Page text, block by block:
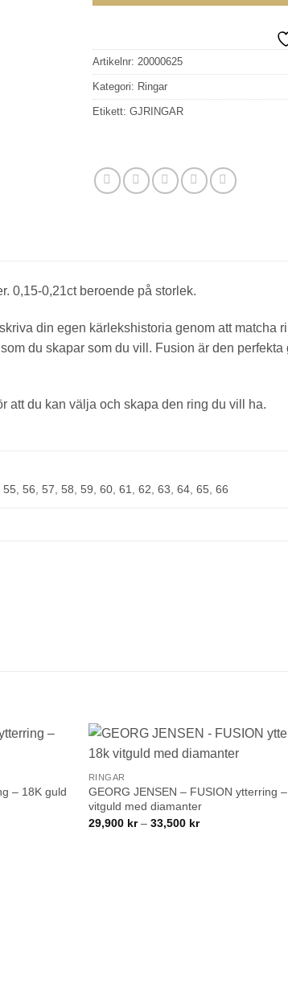
Artikelnr: 20000625
Kategori: Ringar
Etikett: GJRINGAR
0,15-0,21ct beroende på storlek.
din egen kärlekshistoria genom att matcha
du skapar som du vill. Fusion är den
att du kan välja och skapa den ring du vill ha.
55,56,57,58,59,60,61,62,63,64,65,66
– 18K guld
RINGAR
GEORG JENSEN – FUSION ytterring
vitguld med diamanter
29,900 kr – 33,500 krPrisintervall:
GLENSIA
och få 10% rabatt på ditt första köp